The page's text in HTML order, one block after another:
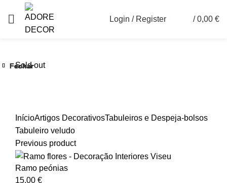
Login / Register / 0,00 €
Sold out
InícioArtigos DecorativosTabuleiros e Despeja-bolsos
Tabuleiro veludo
Previous product
Ramo peónias
15,00 €
Fechar
Fechar
Fechar
Fechar
Fechar
Fechar